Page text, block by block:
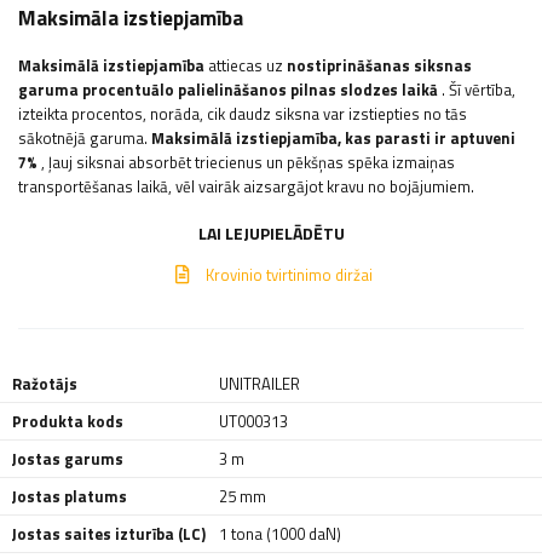
Maksimāla izstiepjamība
Maksimālā izstiepjamība attiecas uz nostiprināšanas siksnas
garuma procentuālo palielināšanos pilnas slodzes laikā . Šī vērtība,
izteikta procentos, norāda, cik daudz siksna var izstiepties no tās
sākotnējā garuma. Maksimālā izstiepjamība, kas parasti ir aptuveni
7% , ļauj siksnai absorbēt triecienus un pēkšņas spēka izmaiņas
transportēšanas laikā, vēl vairāk aizsargājot kravu no bojājumiem.
LAI LEJUPIELĀDĒTU
Krovinio tvirtinimo diržai
Ražotājs
UNITRAILER
Produkta kods
UT000313
Jostas garums
3 m
Jostas platums
25 mm
Jostas saites izturība (LC) 1 tona (1000 daN)